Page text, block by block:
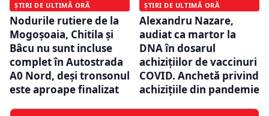
ȘTIRI DE ULTIMĂ ORĂ
Nodurile rutiere de la
Mogoșoaia, Chitila și
Bâcu nu sunt incluse
complet în Autostrada
A0 Nord, deși tronsonul
este aproape finalizat
ȘTIRI DE ULTIMĂ ORĂ
Alexandru Nazare,
audiat ca martor la
DNA în dosarul
achizițiilor de vaccinuri
COVID. Anchetă privind
achizițiile din pandemie